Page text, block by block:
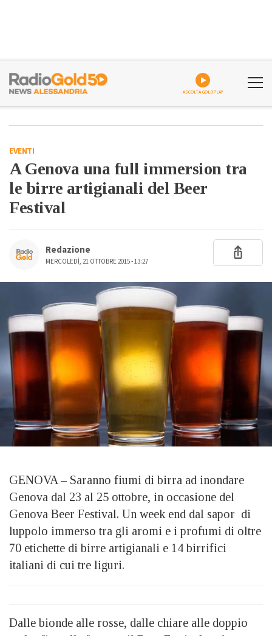
ASCOLTA GOLDPLAY
EVENTI
A Genova una full immersion tra
le birre artigianali del Beer
Festival
Redazione
MERCOLEDÌ, 21 OTTOBRE 2015 - 13:27
GENOVA – Saranno fiumi di birra ad inondare
Genova dal 23 al 25 ottobre, in occasione del
Genova Beer Festival. Un week end dal sapor di
luppolo immerso tra gli aromi e i profumi di oltre
70 etichette di birre artigianali e 14 birrifici
italiani di cui tre liguri.
Dalle bionde alle rosse, dalle chiare alle doppio